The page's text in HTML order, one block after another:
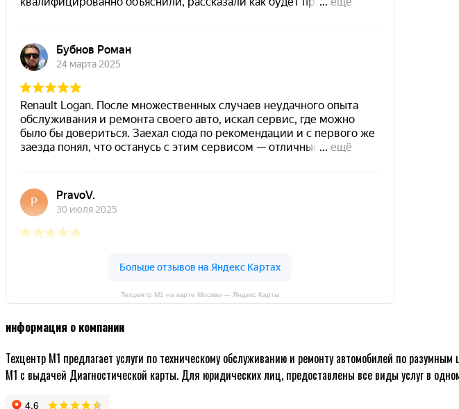
Техцентр М1 на карте Москвы — Яндекс Карты
информация о компании
Техцентр М1 предлагает услуги по техническому обслуживанию и ремонту автомобилей по
М1 с выдачей Диагностической карты. Для юридических лиц, предоставлены все виды услуг в